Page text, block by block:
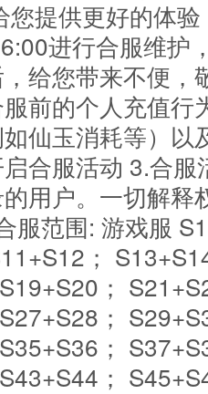
您提供更好的体
进行合服维护
给您带来不便，
前的个人充值
仙玉消耗等）以
合服活动 3.合
用户。一切解
服范围: 游戏服
；
；
；
；
；